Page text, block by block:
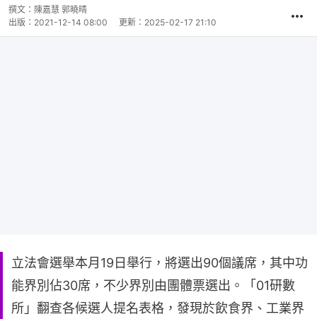
撰文： 陳嘉慧 郭曉晴
出版： 2021-12-14 08:00 更新： 2025-02-17 21:10
立法會選舉本月19日舉行，將選出90個議席，其中功
能界別佔30席，不少界別由團體票選出。「01研數
所」翻查各候選人提名表格，發現於飲食界、工業界